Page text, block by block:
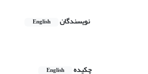
نویسندگان English
چکیده English